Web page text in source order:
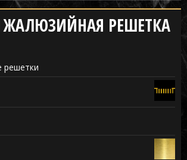
РЕШЕТКА
решетки